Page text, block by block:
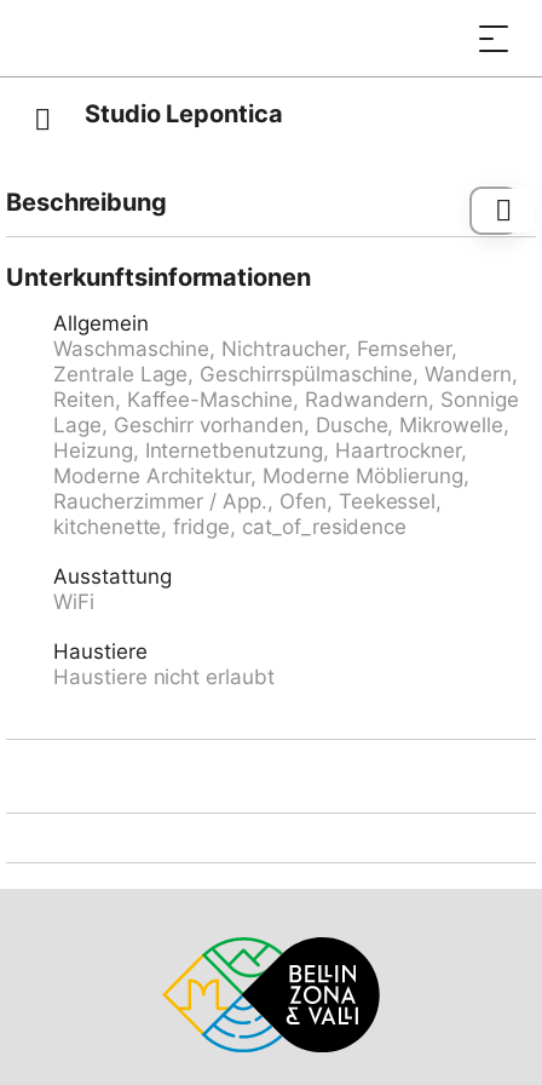
Studio Lepontica
Beschreibung
Arbeitsbereich. Abstellraum für Fahrräder, E-Bike-
Reinigung. Sehr modernes, schönes Appartementhaus
"Loft Lepontica", renoviert im Jahre 2023. 4
Wohnungen im Ferienhaus. Im Ortszentrum von
Leontica, im Bezirk Valle di Blenio, zentrale, sonnige
Lage, im Grünen, Richtung Südosten. Im Hause:
Einstellraum für Fahrräder, Wäscherei,
Waschmaschine, Wäschetrockner (zur Mitbenutzung).
Öffentliche Parkplätze 50 m. Lebensmittelgeschäft 2
km, Supermarkt 6 km, Restaurant 50 m, Bushaltestelle
- SBB" 17.7 km. Wanderwege ab Haus 30 m, Sessellift
900 m, Skipisten 1.5 km, Skiverleih 1.5 km, Skischule
di Bellinzona UNESCO, Chiesa di Negrentino, Archivio
Donetta, Castello di Seravalle, Museo della Valle di
(Locarno), Lago di Lugano. Wandergebiete: Valle di
Bitte beachten: Ferienwohnung Ref. CH6715.35.1
befindet sich auf dem gleichen Grundstück.
Unterkunftsinformationen
Allgemein
Waschmaschine, Nichtraucher, Fernseher,
Zentrale Lage, Geschirrspülmaschine, Wandern,
Reiten, Kaffee-Maschine, Radwandern, Sonnige
Lage, Geschirr vorhanden, Dusche, Mikrowelle,
Heizung, Internetbenutzung, Haartrockner,
Moderne Architektur, Moderne Möblierung,
Raucherzimmer / App., Ofen, Teekessel,
kitchenette, fridge, cat_of_residence
Ausstattung
WiFi
Haustiere
Haustiere nicht erlaubt